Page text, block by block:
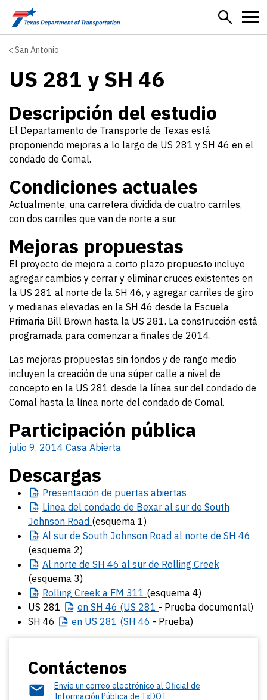
Skip to main content
San Antonio
US 281 y SH 46
Descripción del estudio
El Departamento de Transporte de Texas está
proponiendo mejoras a lo largo de US 281 y SH 46 en el
condado de Comal.
Condiciones actuales
Actualmente, una carretera dividida de cuatro carriles,
con dos carriles que van de norte a sur.
Mejoras propuestas
El proyecto de mejora a corto plazo propuesto incluye
agregar cambios y cerrar y eliminar cruces existentes en
la US 281 al norte de la SH 46, y agregar carriles de giro
y medianas elevadas en la SH 46 desde la Escuela
Primaria Bill Brown hasta la US 281. La construcción está
programada para comenzar a finales de 2014.
Las mejoras propuestas sin fondos y de rango medio
incluyen la creación de una súper calle a nivel de
concepto en la US 281 desde la línea sur del condado de
Comal hasta la línea norte del condado de Comal.
Participación pública
julio 9, 2014 Casa Abierta
Descargas
Presentación de puertas abiertas
Línea del condado de Bexar al sur de South
Johnson Road (esquema 1)
Al sur de South Johnson Road al norte de SH 46
(esquema 2)
Al norte de SH 46 al sur de Rolling Creek
(esquema 3)
Rolling Creek a FM 311 (esquema 4)
US 281
en SH 46 (US 281 - Prueba documental)
SH 46
en US 281 (SH 46 - Prueba)
Contáctenos
Envíe un correo electrónico al Oficial de
Información Pública de TxDOT